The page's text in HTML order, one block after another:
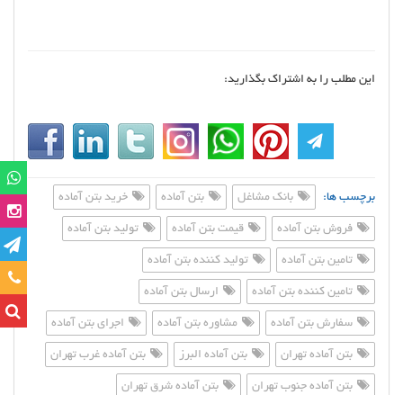
این مطلب را به اشتراک بگذارید:
برچسب ها: بانک مشاغل بتن آماده خرید بتن آماده
فروش بتن آماده قیمت بتن آماده تولید بتن آماده
تامین بتن آماده تولید کننده بتن آماده
تامین کننده بتن آماده ارسال بتن آماده
سفارش بتن آماده مشاوره بتن آماده اجرای بتن آماده
بتن آماده تهران بتن آماده البرز بتن آماده غرب تهران
بتن آماده جنوب تهران بتن آماده شرق تهران